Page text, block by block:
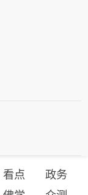
看点
政务